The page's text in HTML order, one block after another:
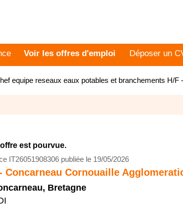
Voir les offres d'emploi Déposer un
equipe reseaux eaux potables et branchements H/F
est pourvue.
IT26051908306 publiée le 19/05/2026
Concarneau Cornouaille
, Bretagne